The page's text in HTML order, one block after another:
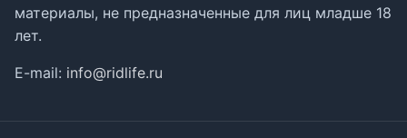
материалы, не предназначенные для лиц младше 18
лет.
E-mail: info@ridlife.ru